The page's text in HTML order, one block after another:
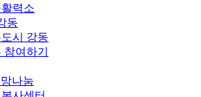
력소
동
시 강동
참여하기
나눔